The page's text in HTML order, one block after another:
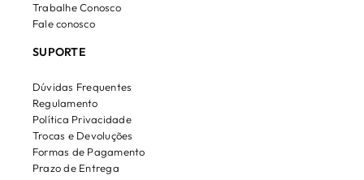
Trabalhe Conosco
Fale conosco
SUPORTE
Dúvidas Frequentes
Regulamento
Política Privacidade
Trocas e Devoluções
Formas de Pagamento
Prazo de Entrega